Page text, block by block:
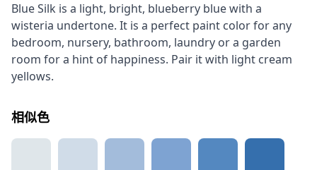
Blue Silk is a light, bright, blueberry blue with a
wisteria undertone. It is a perfect paint color for any
bedroom, nursery, bathroom, laundry or a garden
room for a hint of happiness. Pair it with light cream
yellows.
相似色